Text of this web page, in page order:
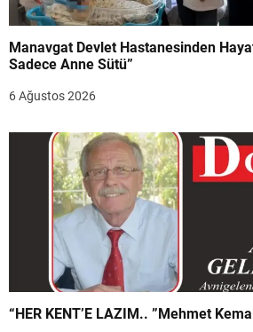
Manavgat Devlet Hastanesinden
Sadece Anne Sütü”
6 Ağustos 2026
“HER KENT’E LAZIM..